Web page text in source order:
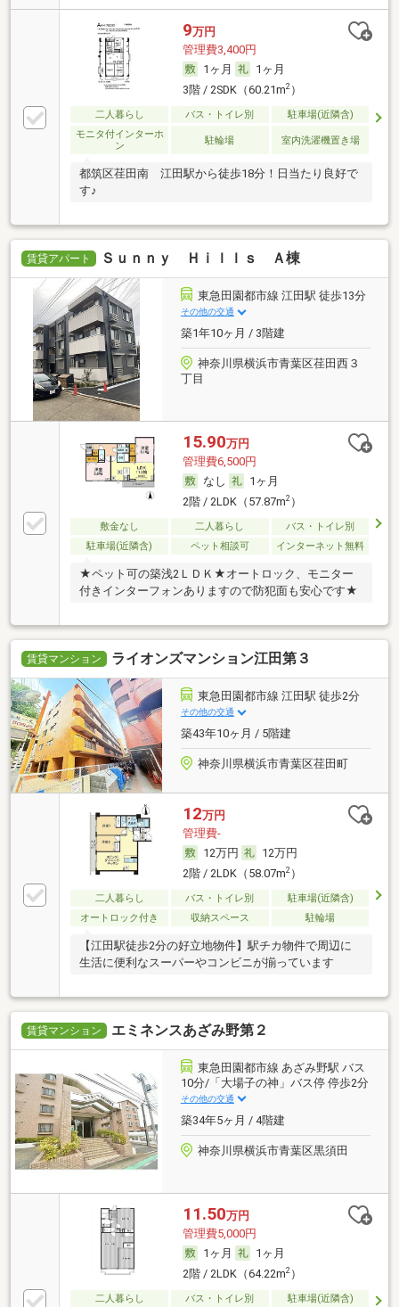
9万円
管理費3,400円
1ヶ月
1ヶ月
3階 / 2SDK（60.21m2）
二人暮らし バス・トイレ別
駐車場(近隣含)
モニタ付インターホ
ン
駐輪場 室内洗濯機置き場
都筑区荏田南 江田駅から徒歩18分！日当たり良好で
す♪
賃貸アパート Ｓｕｎｎｙ Ｈｉｌｌｓ Ａ棟
東急田園都市線 江田駅 徒歩13分
その他の交通
築1年10ヶ月 / 3階建
神奈川県横浜市青葉区荏田西３
丁目
15.90万円
管理費6,500円
なし
1ヶ月
2階 / 2LDK（57.87m2）
敷金なし 二人暮らし
バス・トイレ別
駐車場(近隣含)
ペット相談可 インターネット無料
★ペット可の築浅2ＬＤＫ★オートロック、モニター
付きインターフォンありますので防犯面も安心です★
賃貸マンション ライオンズマンション江田第３
東急田園都市線 江田駅 徒歩2分
その他の交通
築43年10ヶ月 / 5階建
神奈川県横浜市青葉区荏田町
12万円
管理費-
12万円
12万円
2階 / 2LDK（58.07m2）
二人暮らし バス・トイレ別
駐車場(近隣含)
オートロック付き
収納スペース 駐輪場
【江田駅徒歩2分の好立地物件】駅チカ物件で周辺に
生活に便利なスーパーやコンビニが揃っています
賃貸マンション エミネンスあざみ野第２
東急田園都市線 あざみ野駅 バス
10分/「大場子の神」バス停 停歩2分
その他の交通
築34年5ヶ月 / 4階建
神奈川県横浜市青葉区黒須田
11.50万円
管理費5,000円
1ヶ月
1ヶ月
2階 / 2LDK（64.22m2）
二人暮らし バス・トイレ別 駐車場(近隣含)